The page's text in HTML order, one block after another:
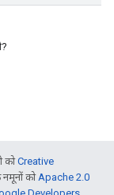
कोCreative
कोApache 2.0